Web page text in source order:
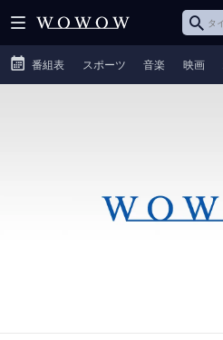
番組表 スポーツ 音楽 映画